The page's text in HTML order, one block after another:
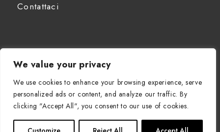
We value your privacy
We use cookies to enhance your browsing experience, serve
personalized ads or content, and analyze our traffic. By
clicking "Accept All", you consent to our use of cookies.
Contattaci